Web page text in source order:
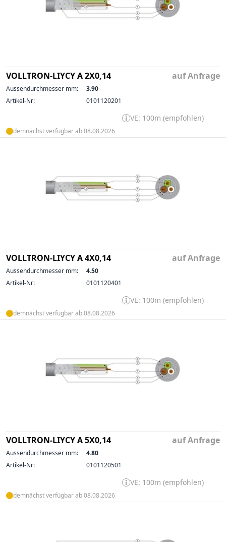
VOLLTRON-LIYCY A 2X0,14 auf Anfrage
Aussendurchmesser mm:
3.90
Artikel-Nr:
0101120201
VE: 100m (empfohlen)
demnächst verfügbar ab 08.08.2026
VOLLTRON-LIYCY A 4X0,14 auf Anfrage
Aussendurchmesser mm:
4.50
Artikel-Nr:
0101120401
VE: 100m (empfohlen)
demnächst verfügbar ab 08.08.2026
VOLLTRON-LIYCY A 5X0,14 auf Anfrage
Aussendurchmesser mm:
4.80
Artikel-Nr:
0101120501
VE: 100m (empfohlen)
demnächst verfügbar ab 08.08.2026